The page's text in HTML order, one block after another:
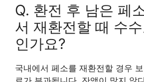
Q. 환전 후 남은 페
서 재환전할 때 수
인가요?
국내에서 페소를 재환전할 경우